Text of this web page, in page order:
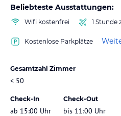
Beliebteste Ausstattungen:
Wifi kostenfrei 1 Stunde
Kostenlose Parkplätze
Gesamtzahl Zimmer
< 50
Check-In
ab 15:00 Uhr
Check-Out
bis 11:00 Uhr